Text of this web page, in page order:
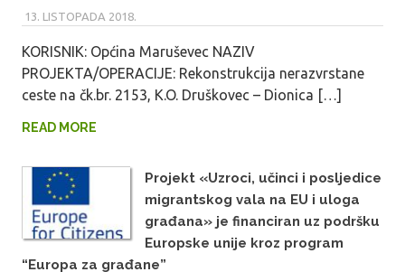
13. LISTOPADA 2018.
KORISNIK: Općina Maruševec NAZIV
PROJEKTA/OPERACIJE: Rekonstrukcija nerazvrstane
ceste na čk.br. 2153, K.O. Druškovec – Dionica […]
READ MORE
Projekt «Uzroci, učinci i posljedice
migrantskog vala na EU i uloga
građana» je financiran uz podršku
Europske unije kroz program
“Europa za građane”